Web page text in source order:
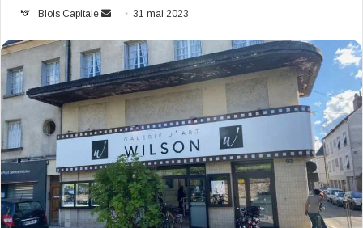
Blois Capitale
Envoyer
courriel
31 mai 2023